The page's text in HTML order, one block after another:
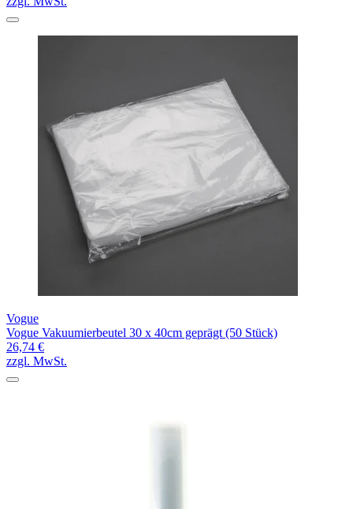
Vogue
Vogue Vakuumierbeutel 30 x 40cm geprägt (50 Stück)
26,74 €
zzgl. MwSt.